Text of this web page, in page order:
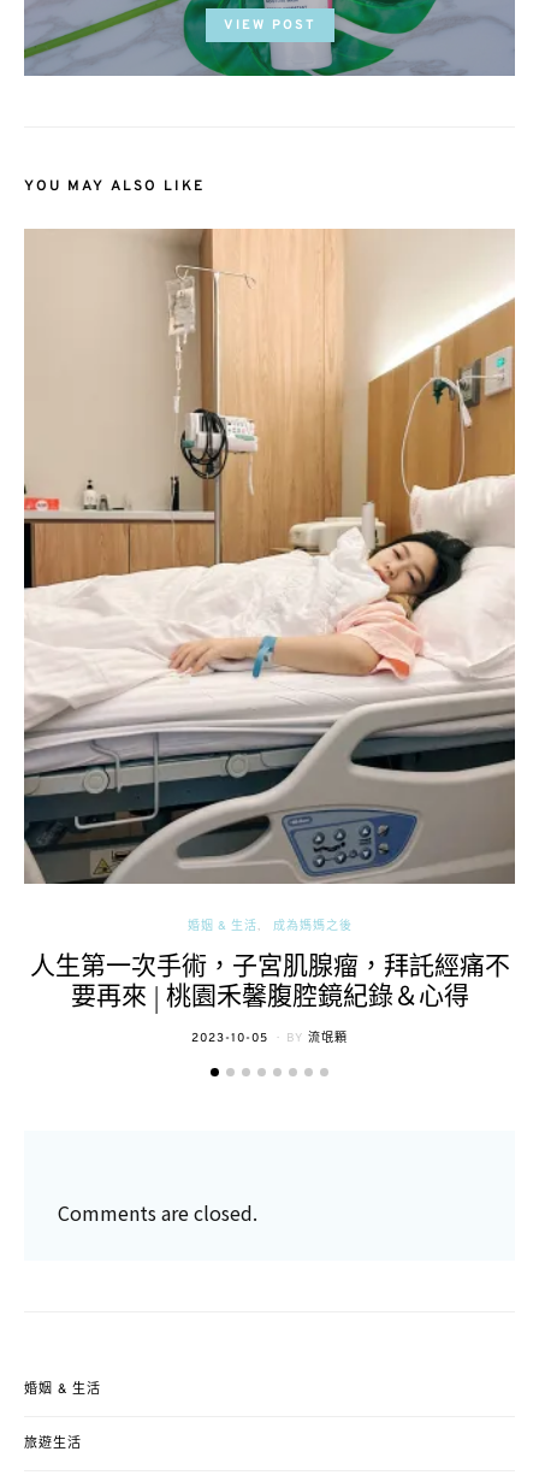
VIEW POST
YOU MAY ALSO LIKE
婚姻 & 生活 成為媽媽之後
人生第一次手術，子宮肌腺瘤，拜託經痛不
要再來 | 桃園禾馨腹腔鏡紀錄＆心得
POSTED
2023-10-05 BY 流氓顆
Comments are closed.
婚姻 & 生活
旅遊生活